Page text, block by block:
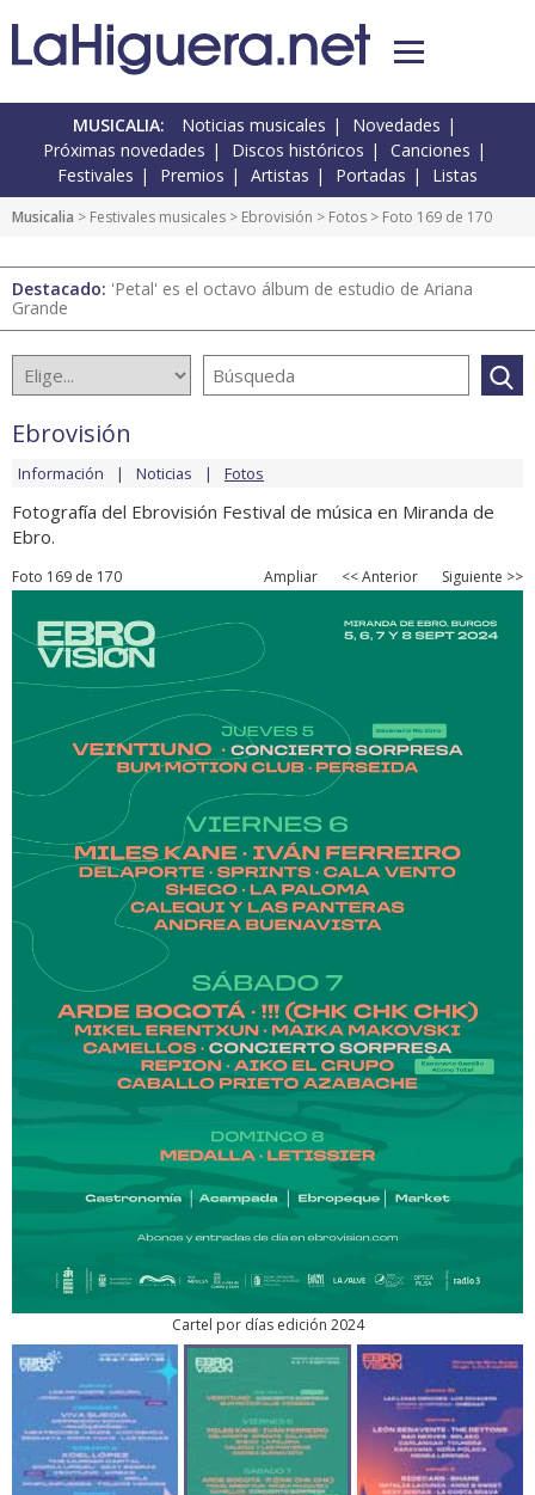
MUSICALIA: Noticias musicales
Novedades
Próximas novedades
Discos históricos
Canciones
Festivales
Premios Artistas Portadas Listas
Musicalia > Festivales musicales > Ebrovisión > Fotos > Foto 169 de 170
Destacado: 'Petal' es el octavo álbum de estudio de Ariana
Grande
Ebrovisión
Información Noticias Fotos
Fotografía del Ebrovisión Festival de música en Miranda de
Ebro.
Foto 169 de 170 Ampliar << Anterior Siguiente >>
Cartel por días edición 2024